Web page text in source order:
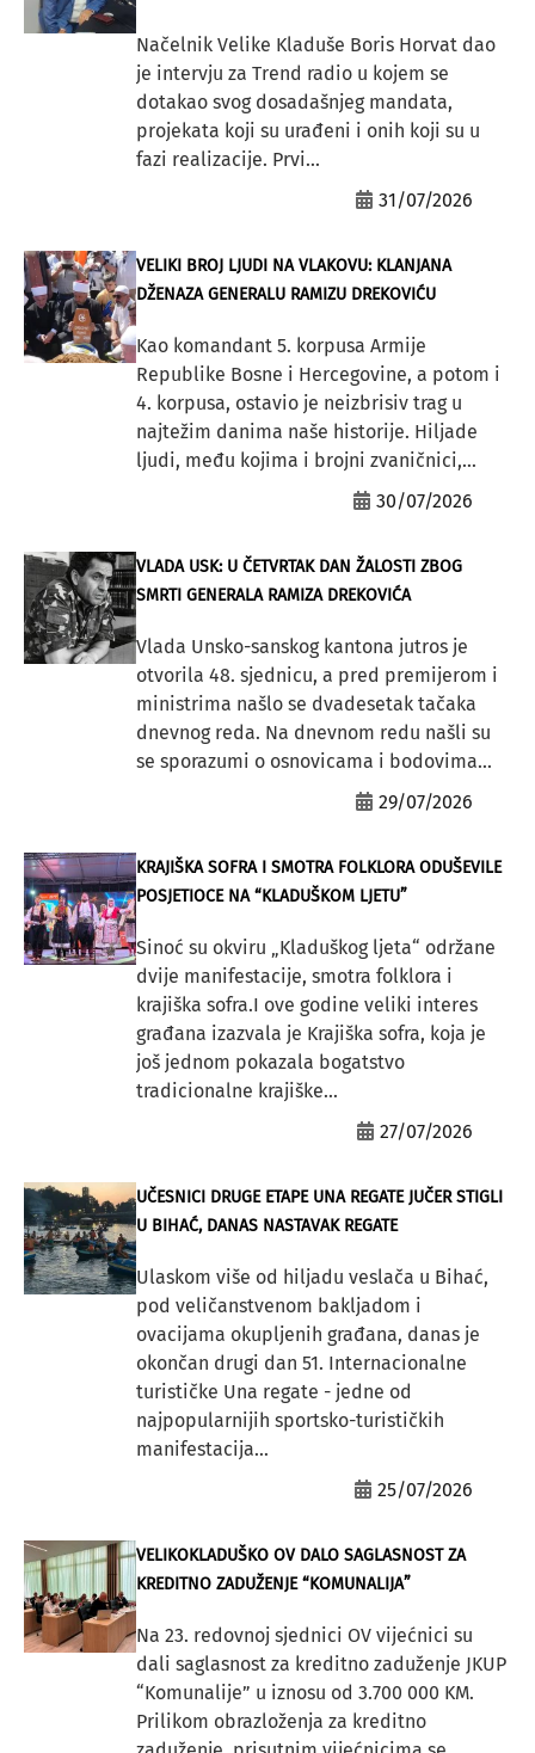
Načelnik Velike Kladuše Boris Horvat dao
je intervju za Trend radio u kojem se
dotakao svog dosadašnjeg mandata,
projekata koji su urađeni i onih koji su u
fazi realizacije. Prvi...
31/07/2026
VELIKI BROJ LJUDI NA VLAKOVU: KLANJANA
DŽENAZA GENERALU RAMIZU DREKOVIĆU
Kao komandant 5. korpusa Armije
Republike Bosne i Hercegovine, a potom i
4. korpusa, ostavio je neizbrisiv trag u
najtežim danima naše historije. Hiljade
ljudi, među kojima i brojni zvaničnici,...
30/07/2026
VLADA USK: U ČETVRTAK DAN ŽALOSTI ZBOG
SMRTI GENERALA RAMIZA DREKOVIĆA
Vlada Unsko-sanskog kantona jutros je
otvorila 48. sjednicu, a pred premijerom i
ministrima našlo se dvadesetak tačaka
dnevnog reda. Na dnevnom redu našli su
se sporazumi o osnovicama i bodovima...
29/07/2026
KRAJIŠKA SOFRA I SMOTRA FOLKLORA ODUŠEVILE
POSJETIOCE NA “KLADUŠKOM LJETU”
Sinoć su okviru „Kladuškog ljeta“ održane
dvije manifestacije, smotra folklora i
krajiška sofra.I ove godine veliki interes
građana izazvala je Krajiška sofra, koja je
još jednom pokazala bogatstvo
tradicionalne krajiške...
27/07/2026
UČESNICI DRUGE ETAPE UNA REGATE JUČER STIGLI
U BIHAĆ, DANAS NASTAVAK REGATE
Ulaskom više od hiljadu veslača u Bihać,
pod veličanstvenom bakljadom i
ovacijama okupljenih građana, danas je
okončan drugi dan 51. Internacionalne
turističke Una regate - jedne od
najpopularnijih sportsko-turističkih
manifestacija...
25/07/2026
VELIKOKLADUŠKO OV DALO SAGLASNOST ZA
KREDITNO ZADUŽENJE “KOMUNALIJA”
Na 23. redovnoj sjednici OV vijećnici su
dali saglasnost za kreditno zaduženje JKUP
“Komunalije” u iznosu od 3.700 000 KM.
Prilikom obrazloženja za kreditno